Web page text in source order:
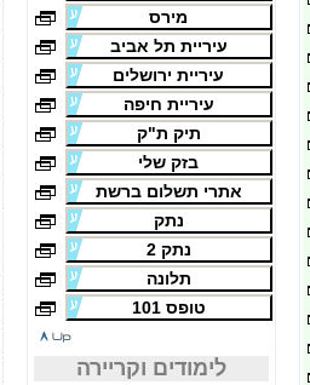
מירס
עיריית תל אביב
עיריית ירושלים
עיריית חיפה
תיק ת"ק
בזק שלי
אתרי תשלום ברשת
נתק
נתק 2
תלונה
טופס 101
לימודים וקריירה